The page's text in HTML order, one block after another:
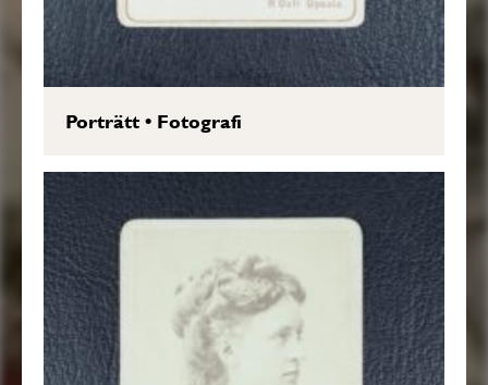
Porträtt• Fotografi